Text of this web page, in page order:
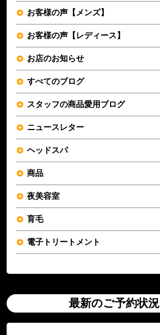
お客様の声【メンズ】
お客様の声【レディース】
お店のお知らせ
すべてのブログ
スタッフの商品愛用ブログ
ニュースレター
ヘッドスパ
商品
夜美容室
育毛
電子トリートメント
最新のご予約状況